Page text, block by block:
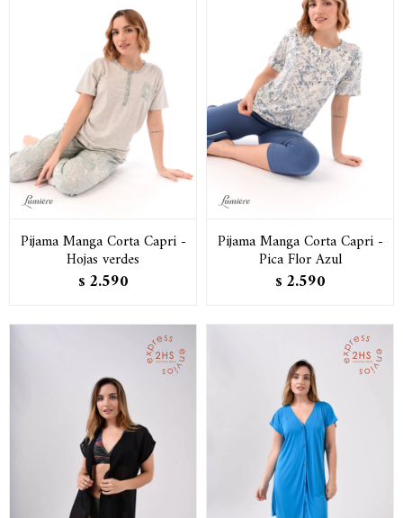
Pijama Manga Corta Capri -
Hojas verdes
$ 2.590
Pijama Manga Corta Capri -
Pica Flor Azul
$ 2.590